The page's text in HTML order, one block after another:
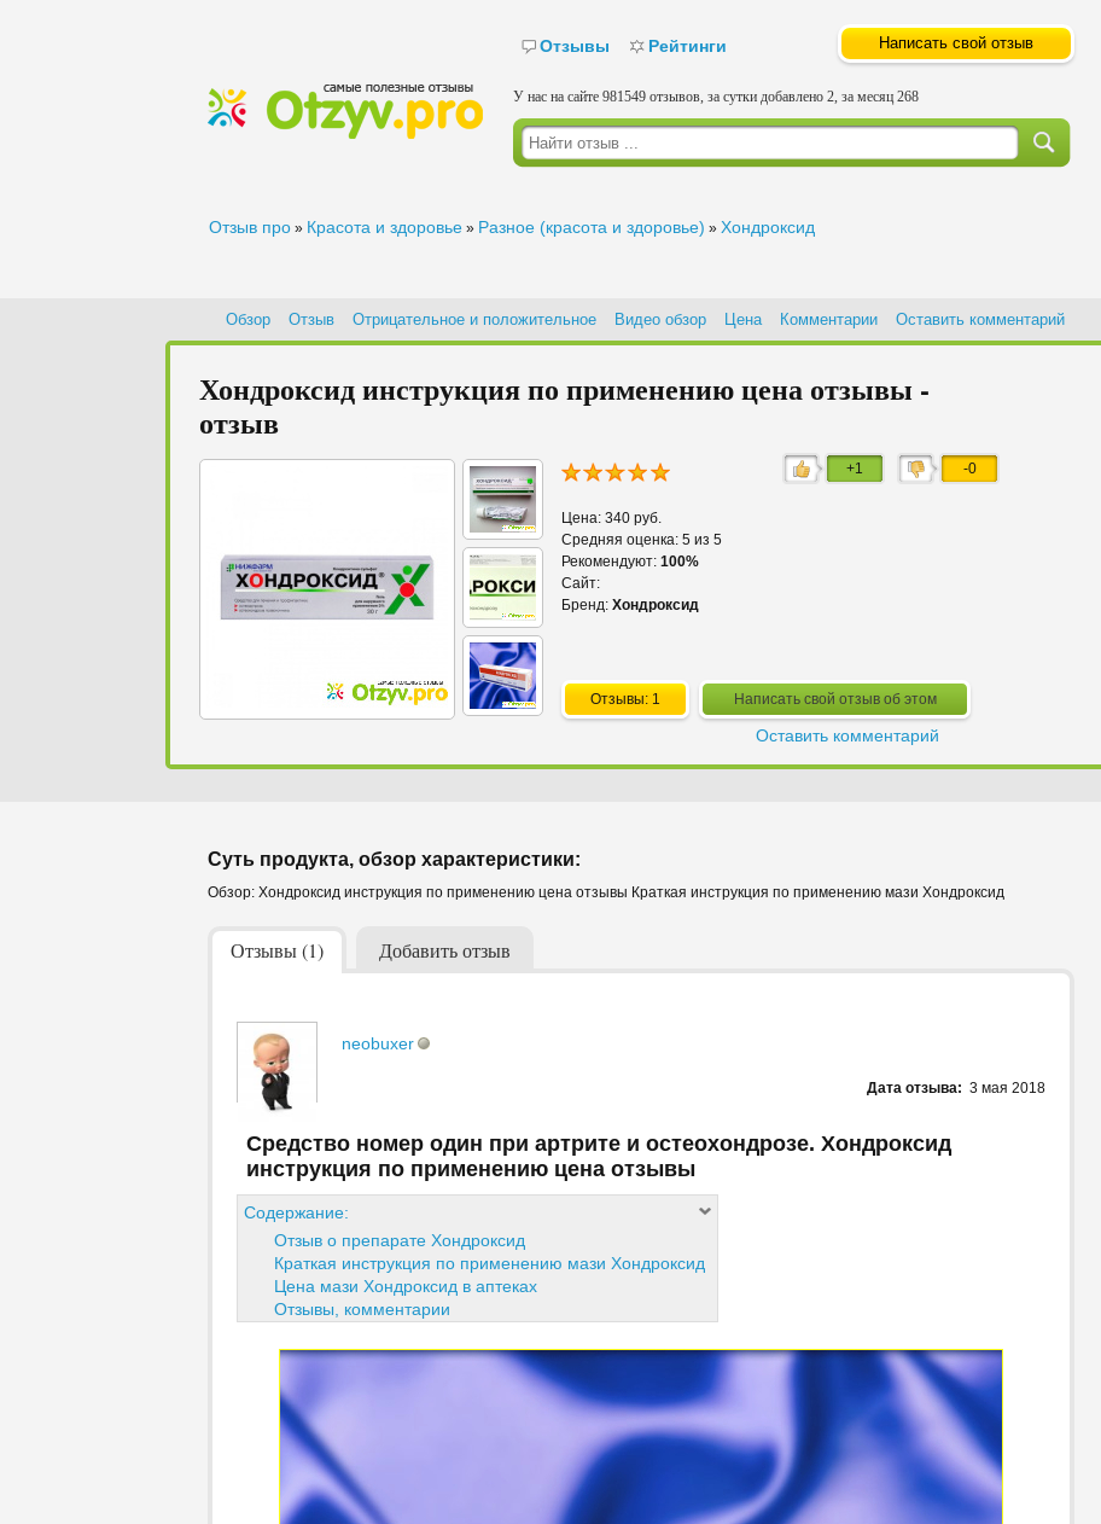
Отзывы Рейтинги Написать свой отзыв
У нас на сайте 981549 отзывов, за сутки добавлено 2, за месяц 268
Отзыв про » Красота и здоровье » Разное (красота и здоровье) » Хондроксид
Обзор Отзыв Отрицательное и положительное Видео обзор Цена Комментарии Оставить комментарий
Хондроксид инструкция по применению цена отзывы -
отзыв
+1 -0
Цена: 340 руб.
Средняя оценка: 5 из 5
Рекомендуют: 100%
Сайт:
Бренд: Хондроксид
Отзывы: 1 Написать свой отзыв об этом
Оставить комментарий
Суть продукта, обзор характеристики:
Обзор: Хондроксид инструкция по применению цена отзывы Краткая инструкция по применению мази Хондроксид
Отзывы (1) Добавить отзыв
neobuxer
Дата отзыва: 3 мая 2018
Средство номер один при артрите и остеохондрозе. Хондроксид
инструкция по применению цена отзывы
Содержание:
Отзыв о препарате Хондроксид
Краткая инструкция по применению мази Хондроксид
Цена мази Хондроксид в аптеках
Отзывы, комментарии